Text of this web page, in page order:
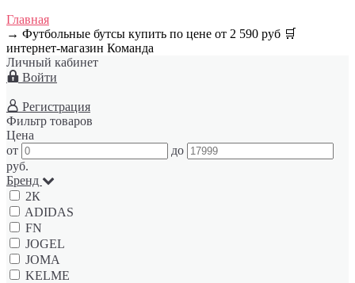
Главная
→ Футбольные бутсы купить по цене от 2 590 руб 🛒
интернет-магазин Команда
Личный кабинет
Войти
Регистрация
Фильтр товаров
Цена
от
до
руб.
Бренд
2К
ADIDAS
FN
JOGEL
JOMA
KELME